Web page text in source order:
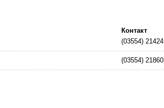
Контакт
(03554) 21424
(03554) 21860